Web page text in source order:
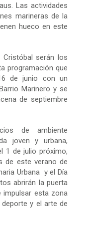
Las actividades
marineras de la
hueco en este
Cristóbal serán los
programación que
de junio con un
Marinero y se
de septiembre
de ambiente
joven y urbana,
1 de julio próximo,
de este verano de
Urbana y el Día
abrirán la puerta
impulsar esta zona
y el arte de